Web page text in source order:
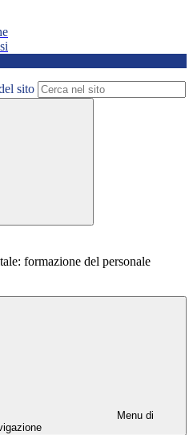
sito
formazione del personale
Menu di